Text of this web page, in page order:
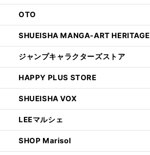
OTO
SHUEISHA MANGA-ART HERITAGE
ジャンプキャラクターズストア
HAPPY PLUS STORE
SHUEISHA VOX
LEEマルシェ
SHOP Marisol